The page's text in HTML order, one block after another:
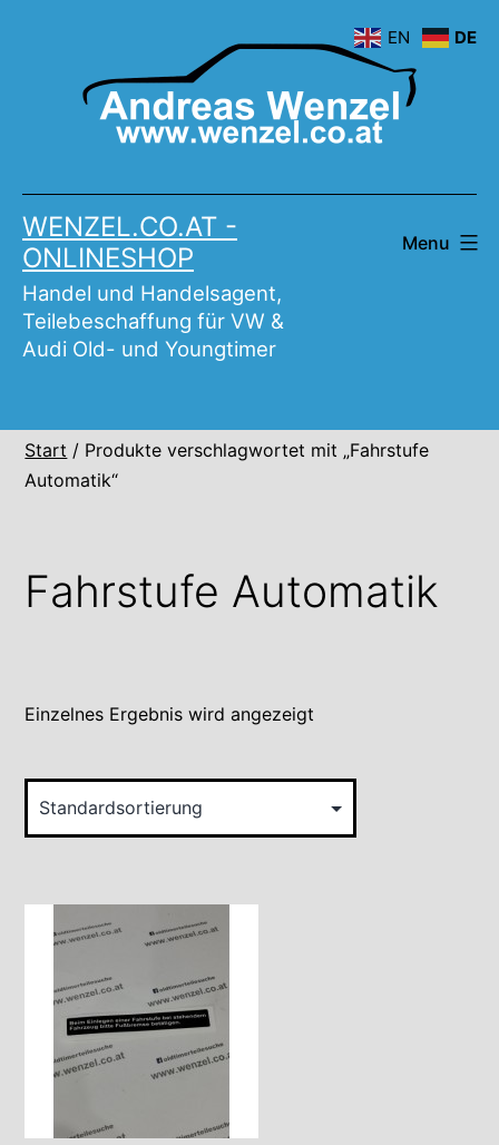
WENZEL.CO.AT -
ONLINESHOP
Handel und Handelsagent,
Teilebeschaffung für VW &
Audi Old- und Youngtimer
Menu
Start / Produkte verschlagwortet mit „Fahrstufe
Automatik“
Fahrstufe Automatik
Einzelnes Ergebnis wird angezeigt
EN DE